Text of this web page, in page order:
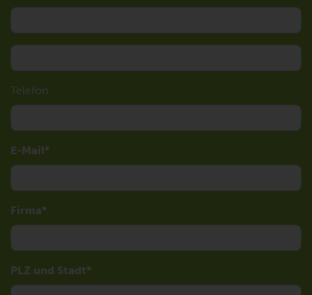
Telefon
E-Mail
Firma
PLZ und Stadt